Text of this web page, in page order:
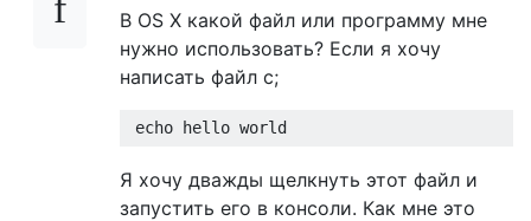
В OS X какой файл или программу мне
нужно использовать? Если я хочу
написать файл с;
echo hello world
Я хочу дважды щелкнуть этот файл и
запустить его в консоли. Как мне это